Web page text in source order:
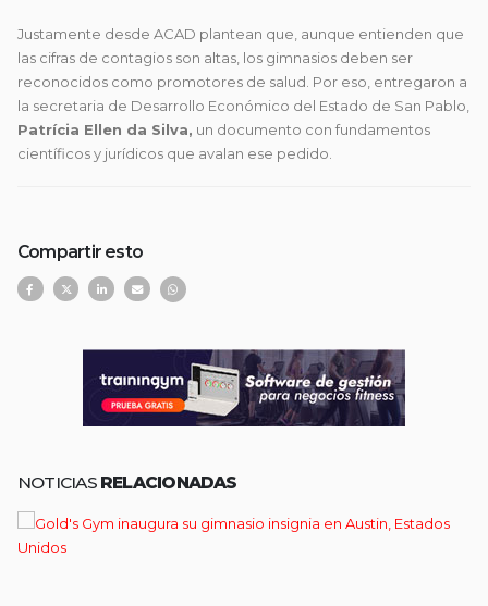
Justamente desde ACAD plantean que, aunque entienden que
las cifras de contagios son altas, los gimnasios deben ser
reconocidos como promotores de salud. Por eso, entregaron a
la secretaria de Desarrollo Económico del Estado de San Pablo,
Patrícia Ellen da Silva, un documento con fundamentos
científicos y jurídicos que avalan ese pedido.
Compartir esto
NOTICIAS RELACIONADAS